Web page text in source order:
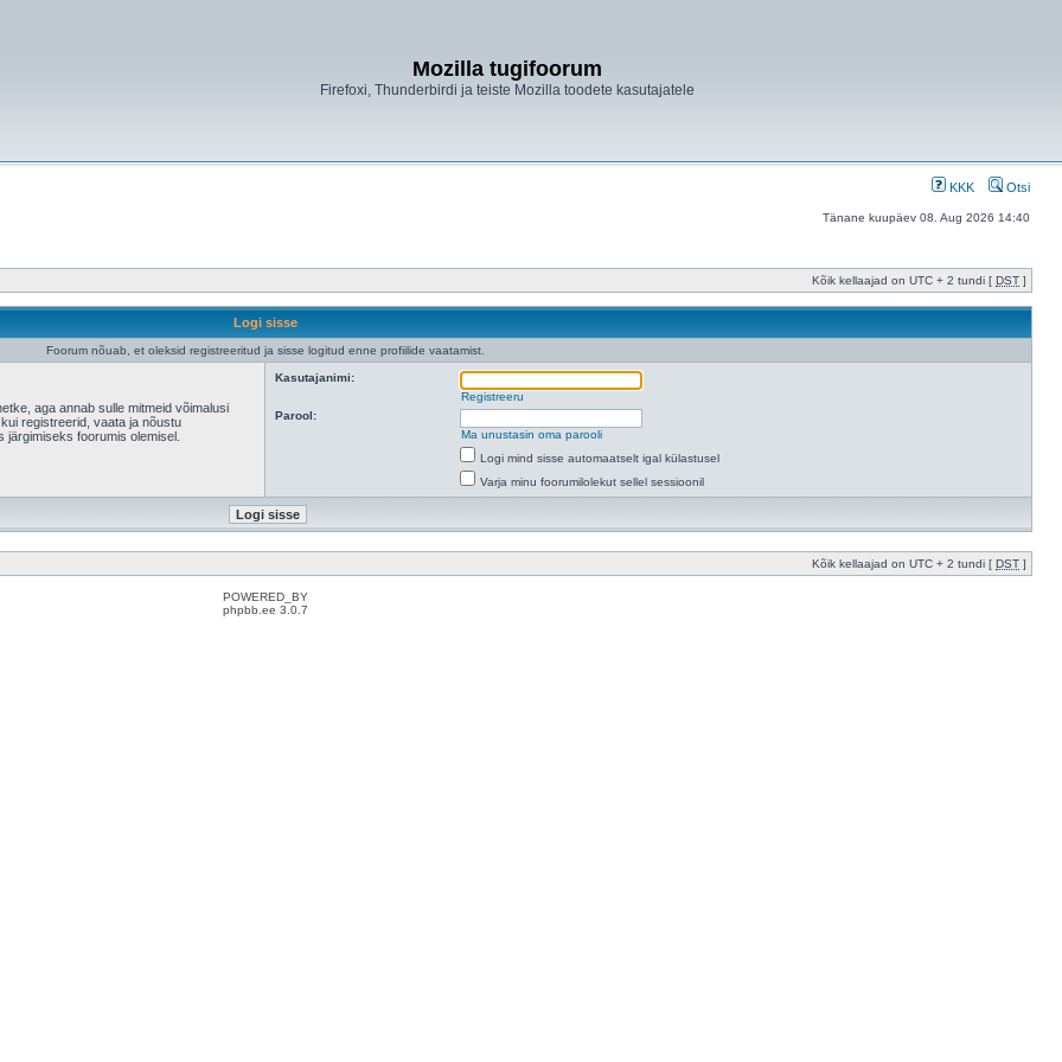
Mozilla tugifoorum
Firefoxi, Thunderbirdi ja teiste Mozilla toodete kasutajatele
KKK Otsi
Tänane kuupäev 08. Aug 2026 14:40
Kõik kellaajad on UTC + 2 tundi [ DST ]
Logi sisse
Foorum nõuab, et oleksid registreeritud ja sisse logitud enne profiilide vaatamist.
aga annab sulle mitmeid võimalusi
registreerid, vaata ja nõustu
järgimiseks foorumis olemisel.
Kasutajanimi:
Registreeru
Parool:
Ma unustasin oma parooli
Logi mind sisse automaatselt igal külastusel
Varja minu foorumilolekut sellel sessioonil
Kõik kellaajad on UTC + 2 tundi [ DST ]
POWERED_BY
phpbb.ee 3.0.7